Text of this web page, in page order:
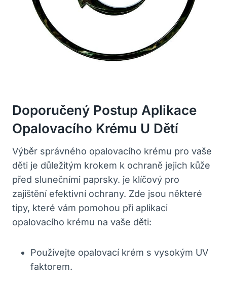
Doporučený Postup Aplikace
Opalovacího Krému U Dětí
Výběr správného opalovacího krému pro vaše
děti je důležitým krokem k ochraně jejich kůže
před slunečními paprsky. je klíčový pro
zajištění efektivní ochrany. Zde jsou některé
tipy, které vám pomohou při aplikaci
opalovacího krému na vaše děti:
Používejte opalovací krém s vysokým UV
faktorem.